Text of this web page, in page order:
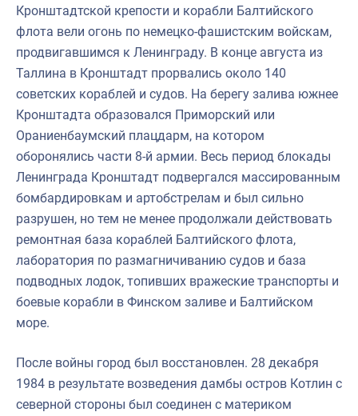
Кронштадтской крепости и корабли Балтийского
флота вели огонь по немецко-фашистским войскам,
продвигавшимся к Ленинграду. В конце августа из
Таллина в Кронштадт прорвались около 140
советских кораблей и судов. На берегу залива южнее
Кронштадта образовался Приморский или
Ораниенбаумский плацдарм, на котором
оборонялись части 8-й армии. Весь период блокады
Ленинграда Кронштадт подвергался массированным
бомбардировкам и артобстрелам и был сильно
разрушен, но тем не менее продолжали действовать
ремонтная база кораблей Балтийского флота,
лаборатория по размагничиванию судов и база
подводных лодок, топивших вражеские транспорты и
боевые корабли в Финском заливе и Балтийском
море.
После войны город был восстановлен. 28 декабря
1984 в результате возведения дамбы остров Котлин с
северной стороны был соединен с материком